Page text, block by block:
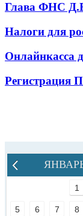
Глава ФНС
Налоги для
Онлайнкасса
Регистрация
1
5 6 7 8